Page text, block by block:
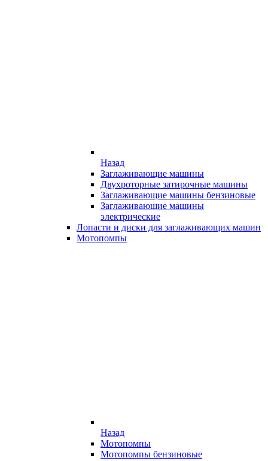
Назад
Заглаживающие машины
Двухроторные затирочные машины
Заглаживающие машины бензиновые
Заглаживающие машины
электрические
Лопасти и диски для заглаживающих машин
Мотопомпы
Назад
Мотопомпы
Мотопомпы бензиновые